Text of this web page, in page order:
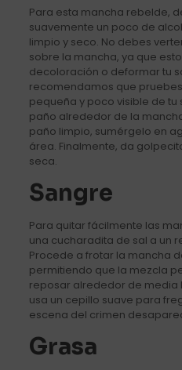
Para esta mancha rebelde,
suavemente un poco de
limpio y seco. No debes
sobre la mancha, ya que
decoloración o deformar tu
recomendamos que
pequeña y poco visible de tu
paño alrededor de la
paño limpio, sumérgelo en
área. Finalmente, da
seca.
Sangre
Para quitar fácilmente las
una cucharadita de sal a un
Procede a frotar la mancha
permitiendo que la mezcla
reposar alrededor de media
usa un cepillo suave para
escena del crimen
Grasa